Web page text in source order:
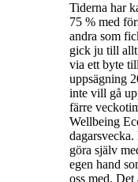
Tiderna har
75 % med
andra som
gick ju till allt
via ett byte
uppsägning
inte vill gå
färre
Wellbeing
göra själv
egen hand
oss med. Det